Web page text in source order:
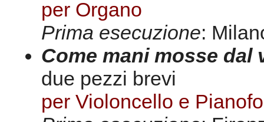
per Organo
Prima esecuzione:
Come mani mosse dal
due pezzi brevi
per Violoncello e